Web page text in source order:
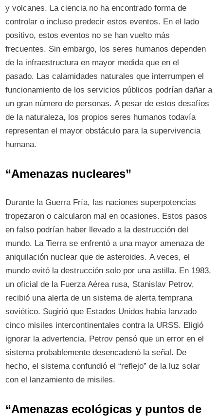
y volcanes. La ciencia no ha encontrado forma de
controlar o incluso predecir estos eventos. En el lado
positivo, estos eventos no se han vuelto más
frecuentes. Sin embargo, los seres humanos dependen
de la infraestructura en mayor medida que en el
pasado. Las calamidades naturales que interrumpen el
funcionamiento de los servicios públicos podrían dañar a
un gran número de personas. A pesar de estos desafíos
de la naturaleza, los propios seres humanos todavía
representan el mayor obstáculo para la supervivencia
humana.
“Amenazas nucleares”
Durante la Guerra Fría, las naciones superpotencias
tropezaron o calcularon mal en ocasiones. Estos pasos
en falso podrían haber llevado a la destrucción del
mundo. La Tierra se enfrentó a una mayor amenaza de
aniquilación nuclear que de asteroides. A veces, el
mundo evitó la destrucción solo por una astilla. En 1983,
un oficial de la Fuerza Aérea rusa, Stanislav Petrov,
recibió una alerta de un sistema de alerta temprana
soviético. Sugirió que Estados Unidos había lanzado
cinco misiles intercontinentales contra la URSS. Eligió
ignorar la advertencia. Petrov pensó que un error en el
sistema probablemente desencadenó la señal. De
hecho, el sistema confundió el “reflejo” de la luz solar
con el lanzamiento de misiles.
“Amenazas ecológicas y puntos de